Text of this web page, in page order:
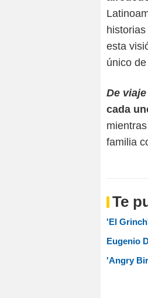
esta
único
De
cada
familia
Te
'El
Eugenio
'Angry